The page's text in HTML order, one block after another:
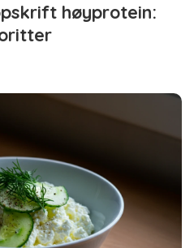
høyprotein: